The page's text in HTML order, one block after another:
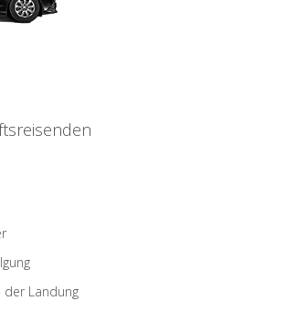
der Landung